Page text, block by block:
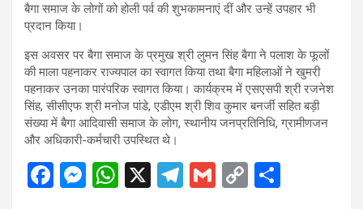
बैगा समाज के लोगों को होली पर्व की शुभकामनाएं दीं और उन्हें उपहार भी
प्रदान किया।
इस अवसर पर बैगा समाज के प्रमुख श्री लुमन सिंह बैगा ने पलाश के फूलों
की माला पहनाकर राज्यपाल का स्वागत किया तथा बैगा महिलाओं ने खुमरी
पहनाकर उनका पारंपरिक स्वागत किया। कार्यक्रम में एसएसपी श्री रजनेश
सिंह, सीसीएफ श्री मनोज पांडे, एडीएम श्री शिव कुमार बनर्जी सहित बड़ी
संख्या में बैगा आदिवासी समाज के लोग, स्थानीय जनप्रतिनिधि, ग्रामीणजन
और अधिकारी-कर्मचारी उपस्थित थे।
F
M W X
T
G
C